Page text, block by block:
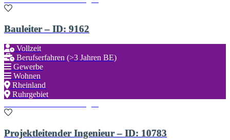
Bauleiter – ID: 9162
Vollzeit
Berufserfahren (>3 Jahren BE)
Gewerbe
Wohnen
Rheinland
Ruhrgebiet
Projektleitender Ingenieur – ID: 10783